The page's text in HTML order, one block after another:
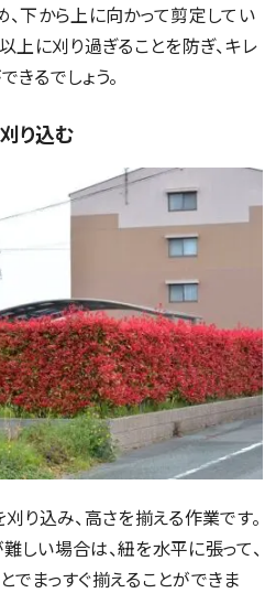
、下から上に向かって剪定してい
上に刈り過ぎることを防ぎ、キレ
るでしょう。
り込む
り込み、高さを揃える作業です。
しい場合は、紐を水平に張って、
でまっすぐ揃えることができま